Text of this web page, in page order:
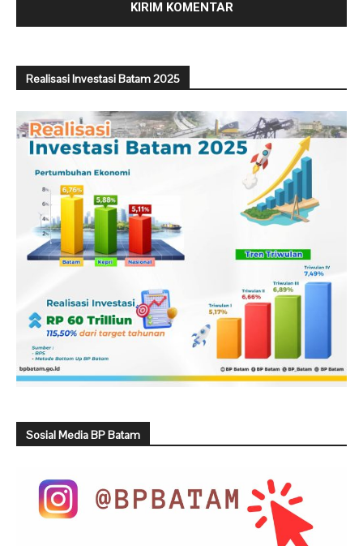
Realisasi Investasi Batam 2025
Sosial Media BP Batam